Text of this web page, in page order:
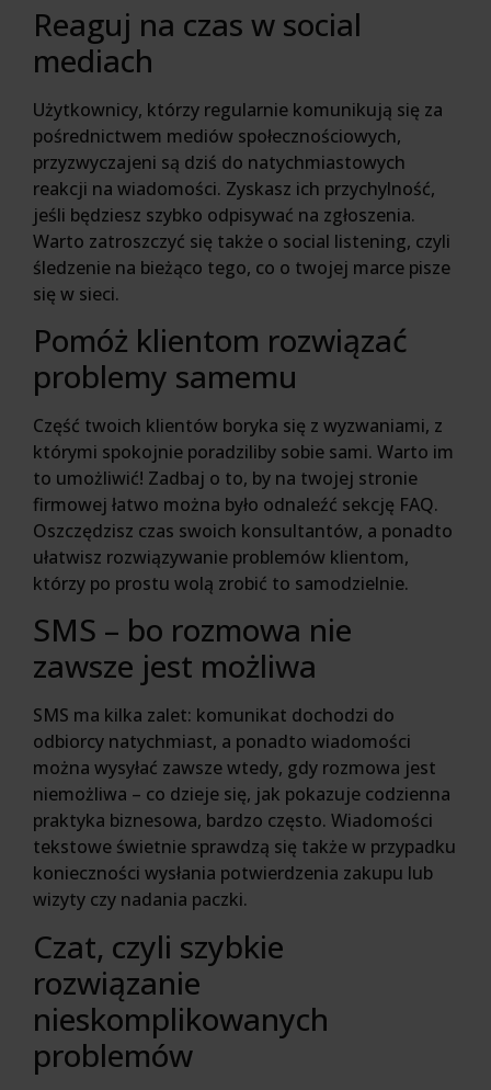
Reaguj na czas w social
mediach
Użytkownicy, którzy regularnie komunikują się za
pośrednictwem mediów społecznościowych,
przyzwyczajeni są dziś do natychmiastowych
reakcji na wiadomości. Zyskasz ich przychylność,
jeśli będziesz szybko odpisywać na zgłoszenia.
Warto zatroszczyć się także o social listening, czyli
śledzenie na bieżąco tego, co o twojej marce pisze
się w sieci.
Pomóż klientom rozwiązać
problemy samemu
Część twoich klientów boryka się z wyzwaniami, z
którymi spokojnie poradziliby sobie sami. Warto im
to umożliwić! Zadbaj o to, by na twojej stronie
firmowej łatwo można było odnaleźć sekcję FAQ.
Oszczędzisz czas swoich konsultantów, a ponadto
ułatwisz rozwiązywanie problemów klientom,
którzy po prostu wolą zrobić to samodzielnie.
SMS – bo rozmowa nie
zawsze jest możliwa
SMS ma kilka zalet: komunikat dochodzi do
odbiorcy natychmiast, a ponadto wiadomości
można wysyłać zawsze wtedy, gdy rozmowa jest
niemożliwa – co dzieje się, jak pokazuje codzienna
praktyka biznesowa, bardzo często. Wiadomości
tekstowe świetnie sprawdzą się także w przypadku
konieczności wysłania potwierdzenia zakupu lub
wizyty czy nadania paczki.
Czat, czyli szybkie
rozwiązanie
nieskomplikowanych
problemów